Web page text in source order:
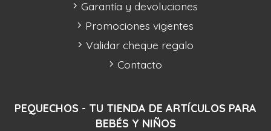
PEQUECHOS - TU TIENDA DE ARTÍCULOS PARA
BEBÉS Y NIÑOS
Garantía y devoluciones
Promociones vigentes
Validar cheque regalo
Contacto